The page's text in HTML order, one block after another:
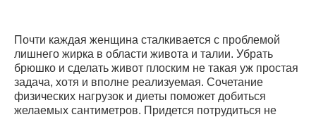
Почти каждая женщина сталкивается с проблемой
лишнего жирка в области живота и талии. Убрать
брюшко и сделать живот плоским не такая уж простая
задача, хотя и вполне реализуемая. Сочетание
физических нагрузок и диеты поможет добиться
желаемых сантиметров. Придется потрудиться не